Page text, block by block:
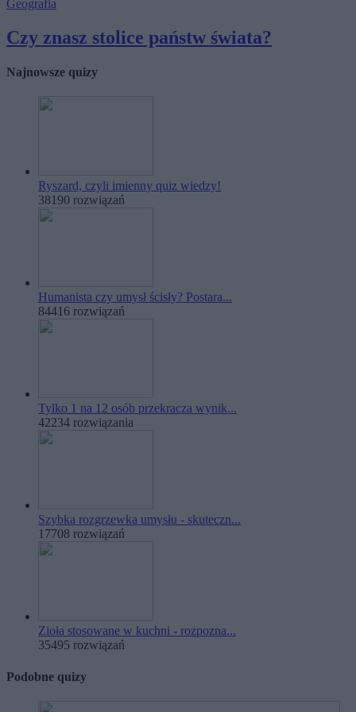
Geografia
Czy znasz stolice państw świata?
Najnowsze quizy
Ryszard, czyli imienny quiz wiedzy!
38190 rozwiązań
Humanista czy umysł ścisły? Postara...
84416 rozwiązań
Tylko 1 na 12 osób przekracza wynik...
42234 rozwiązania
Szybka rozgrzewka umysłu - skuteczn...
17708 rozwiązań
Zioła stosowane w kuchni - rozpozna...
35495 rozwiązań
Podobne quizy